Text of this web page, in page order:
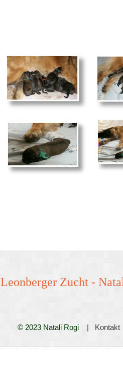
Leonberger Zucht -
© 2023 Natali Rogi Kontakt